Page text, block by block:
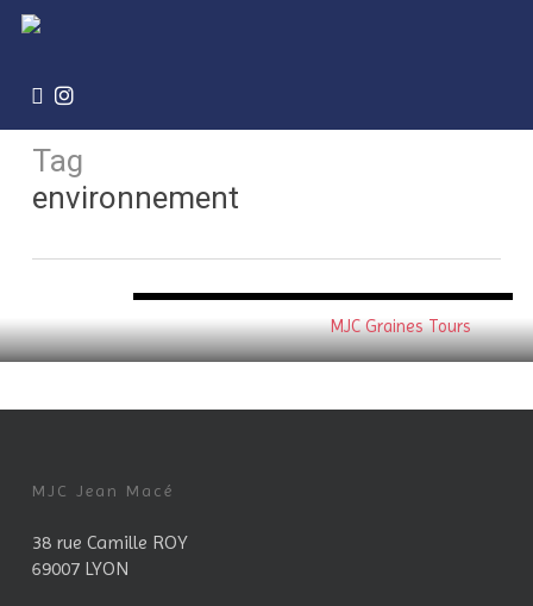
Skip
content
facebook
instagram
Tag
environnement
MJC Graines Tours
MJC Jean Macé
38 rue Camille ROY
69007 LYON